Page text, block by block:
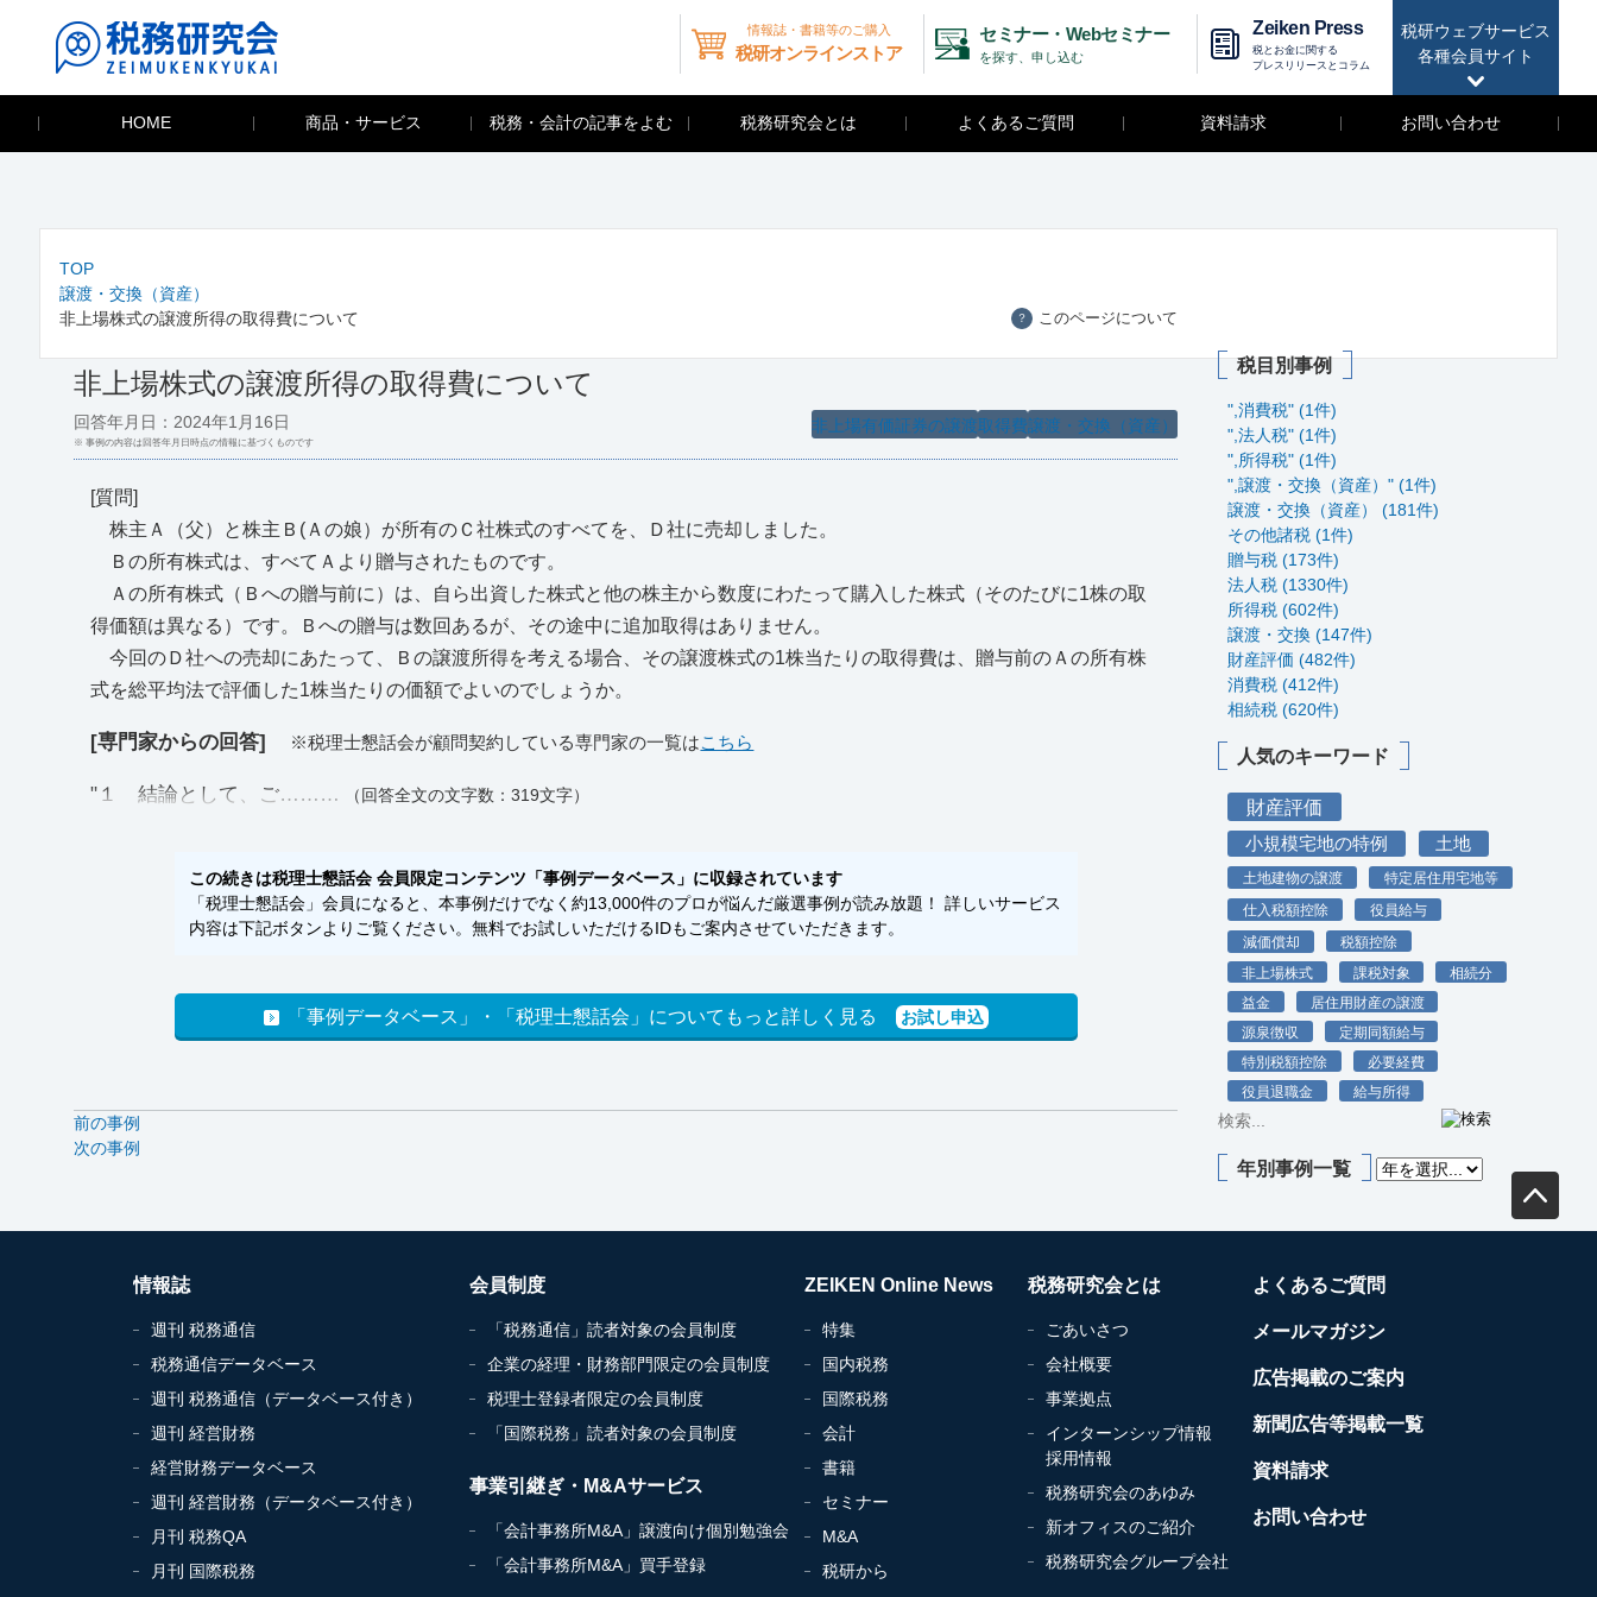
税研ウェブサービス
各種会員サイト
情報誌・書籍等のご購入
税研オンラインストア
セミナー・Webセミナー
を探す、申し込む
Zeiken Press
税とお金に関する
プレスリリースとコラム
HOME 商品・サービス 税務・会計の記事をよむ 税務研究会とは よくあるご質問 資料請求 お問い合わせ
TOP
譲渡・交換（資産）
非上場株式の譲渡所得の取得費について
？ このページについて
非上場株式の譲渡所得の取得費について
譲渡・交換（資産）
取得費
非上場有価証券の譲渡
回答年月日：2024年1月16日
※ 事例の内容は回答年月日時点の情報に基づくものです
[質問]
株主Ａ（父）と株主Ｂ(Ａの娘）が所有のＣ社株式のすべてを、Ｄ社に売却しました。
Ｂの所有株式は、すべてＡより贈与されたものです。
Ａの所有株式（Ｂへの贈与前に）は、自ら出資した株式と他の株主から数度にわたって購入した株式（そのたびに1株の取
得価額は異なる）です。Ｂへの贈与は数回あるが、その途中に追加取得はありません。
今回のＤ社への売却にあたって、Ｂの譲渡所得を考える場合、その譲渡株式の1株当たりの取得費は、贈与前のＡの所有株
式を総平均法で評価した1株当たりの価額でよいのでしょうか。
[専門家からの回答] ※税理士懇話会が顧問契約している専門家の一覧はこちら
"１ 結論として、ご……… （回答全文の文字数：319文字）
この続きは税理士懇話会 会員限定コンテンツ「事例データベース」に収録されています
「税理士懇話会」会員になると、本事例だけでなく約13,000件のプロが悩んだ厳選事例が読み放題！ 詳しいサービス
内容は下記ボタンよりご覧ください。無料でお試しいただけるIDもご案内させていただきます。
「事例データベース」・「税理士懇話会」についてもっと詳しく見る お試し申込
前の事例
次の事例
税目別事例
",消費税" (1件)
",法人税" (1件)
",所得税" (1件)
",譲渡・交換（資産）" (1件)
譲渡・交換（資産） (181件)
その他諸税 (1件)
贈与税 (173件)
法人税 (1330件)
所得税 (602件)
譲渡・交換 (147件)
財産評価 (482件)
消費税 (412件)
相続税 (620件)
人気のキーワード
財産評価
小規模宅地の特例 土地
土地建物の譲渡
特定居住用宅地等
仕入税額控除
役員給与
減価償却
税額控除
非上場株式
課税対象
相続分
益金
居住用財産の譲渡
源泉徴収
定期同額給与
特別税額控除
必要経費
役員退職金
給与所得
年別事例一覧
情報誌
週刊 税務通信
税務通信データベース
週刊 税務通信（データベース付き）
週刊 経営財務
経営財務データベース
週刊 経営財務（データベース付き）
月刊 税務QA
月刊 国際税務
会員制度
「税務通信」読者対象の会員制度
企業の経理・財務部門限定の会員制度
税理士登録者限定の会員制度
「国際税務」読者対象の会員制度
事業引継ぎ・M&Aサービス
「会計事務所M&A」譲渡向け個別勉強会
「会計事務所M&A」買手登録
ZEIKEN Online News
特集
国内税務
国際税務
会計
書籍
セミナー
M&A
税研から
税務研究会とは
ごあいさつ
会社概要
事業拠点
インターンシップ情報
採用情報
税務研究会のあゆみ
新オフィスのご紹介
税務研究会グループ会社
よくあるご質問
メールマガジン
広告掲載のご案内
新聞広告等掲載一覧
資料請求
お問い合わせ